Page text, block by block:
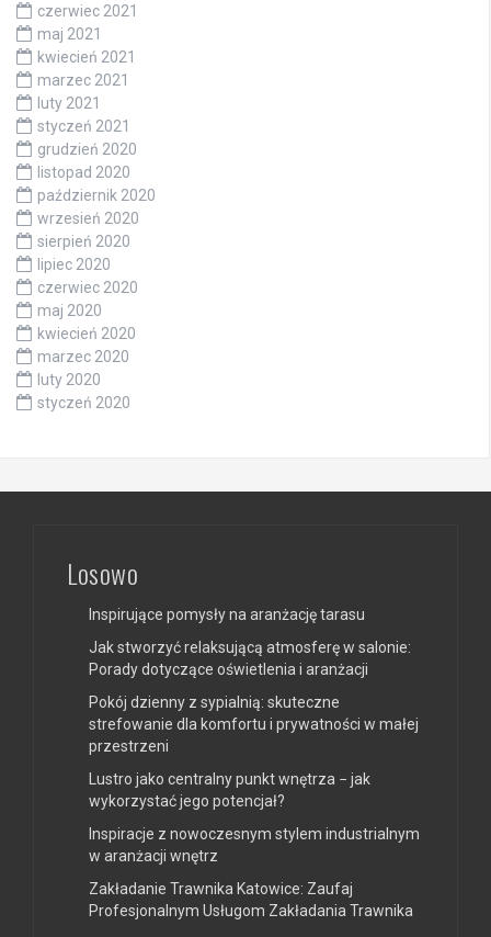
czerwiec 2021
maj 2021
kwiecień 2021
marzec 2021
luty 2021
styczeń 2021
grudzień 2020
listopad 2020
październik 2020
wrzesień 2020
sierpień 2020
lipiec 2020
czerwiec 2020
maj 2020
kwiecień 2020
marzec 2020
luty 2020
styczeń 2020
Losowo
Inspirujące pomysły na aranżację tarasu
Jak stworzyć relaksującą atmosferę w salonie:
Porady dotyczące oświetlenia i aranżacji
Pokój dzienny z sypialnią: skuteczne
strefowanie dla komfortu i prywatności w małej
przestrzeni
Lustro jako centralny punkt wnętrza − jak
wykorzystać jego potencjał?
Inspiracje z nowoczesnym stylem industrialnym
w aranżacji wnętrz
Zakładanie Trawnika Katowice: Zaufaj
Profesjonalnym Usługom Zakładania Trawnika